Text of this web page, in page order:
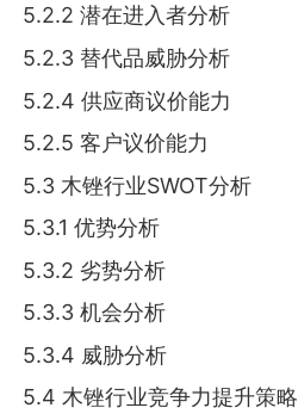
5.2.2 潜在进入者分析
5.2.3 替代品威胁分析
5.2.4 供应商议价能力
5.2.5 客户议价能力
5.3 木锉行业SWOT分析
5.3.1 优势分析
5.3.2 劣势分析
5.3.3 机会分析
5.3.4 威胁分析
5.4 木锉行业竞争力提升策略